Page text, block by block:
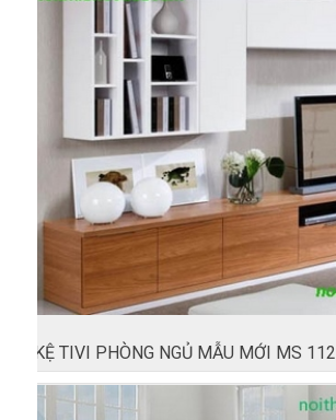
KỆ TIVI PHÒNG NGỦ MẪU MỚI MS 112